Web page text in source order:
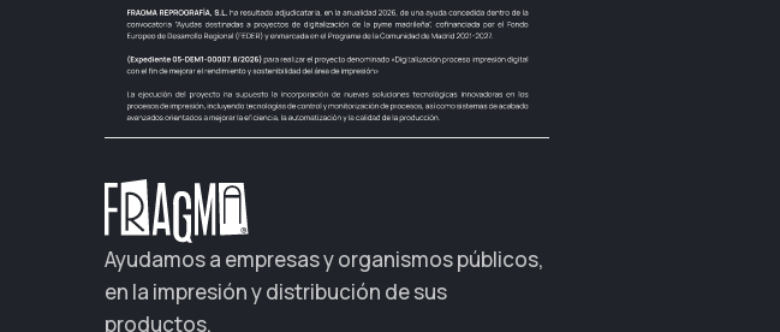
Ayudamos a empresas y organismos públicos,
en la impresión y distribución de sus
productos.